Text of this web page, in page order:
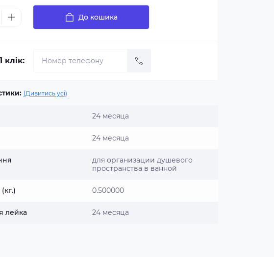
До кошика
клік:
(Дивитись усі)
24 месяца
24 месяца
для организации душевого
пространства в ванной
0.500000
лейка 24 месяца